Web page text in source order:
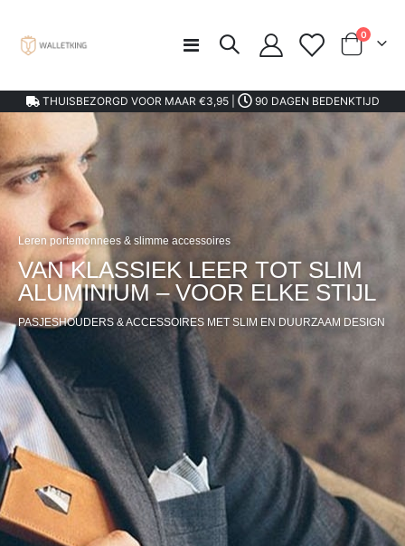
Toggle
0
THUISBEZORGD VOOR MAAR €3,95 | 90 DAGEN BEDENKTIJD
Leren portemonnees & slimme accessoires
VAN KLASSIEK LEER TOT SLIM
ALUMINIUM – VOOR ELKE STIJL
PASJESHOUDERS & ACCESSOIRES MET SLIM EN DUURZAAM DESIGN